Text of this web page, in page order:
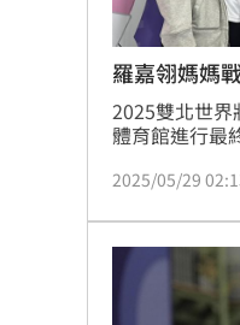
羅嘉翎媽媽
2025雙北世
體育館進行最
對打賽事，面
下。雖然全家
結婚後才開始
戰，她也說
健康也更有
2025/05/29